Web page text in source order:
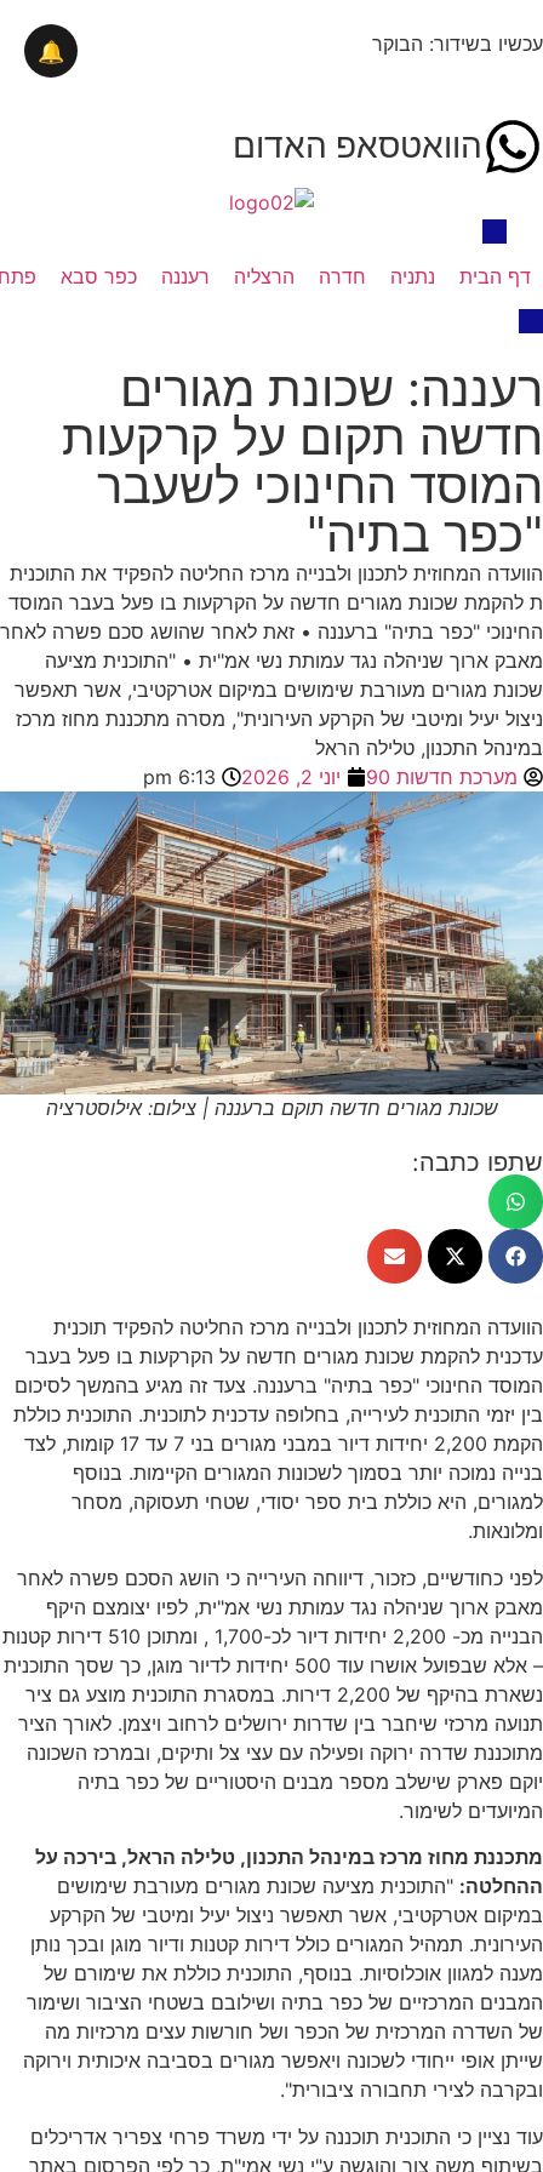
עכשיו בשידור: הבוקר
הוואטסאפ האדום
דף הבית נתניה חדרה הרצליה רעננה כפר סבא
רעננה: שכונת מגורים
חדשה תקום על קרקעות
המוסד החינוכי לשעבר
"כפר בתיה"
הוועדה המחוזית לתכנון ולבנייה מרכז החליטה להפקיד את התוכנית
ת להקמת שכונת מגורים חדשה על הקרקעות בו פעל בעבר המוסד
החינוכי "כפר בתיה" ברעננה • זאת לאחר שהושג סכם פשרה לאחר
מאבק ארוך שניהלה נגד עמותת נשי אמ"ית • "התוכנית מציעה
שכונת מגורים מעורבת שימושים במיקום אטרקטיבי, אשר תאפשר
ניצול יעיל ומיטבי של הקרקע העירונית", מסרה מתכננת מחוז מרכז
במינהל התכנון, טלילה הראל
מערכת חדשות 90
יוני 2, 2026 6:13 pm
שכונת מגורים חדשה תוקם ברעננה | צילום: אילוסטרציה
שתפו כתבה:
הוועדה המחוזית לתכנון ולבנייה מרכז החליטה להפקיד תוכנית
עדכנית להקמת שכונת מגורים חדשה על הקרקעות בו פעל בעבר
המוסד החינוכי "כפר בתיה" ברעננה. צעד זה מגיע בהמשך לסיכום
בין יזמי התוכנית לעירייה, בחלופה עדכנית לתוכנית. התוכנית כוללת
הקמת 2,200 יחידות דיור במבני מגורים בני 7 עד 17 קומות, לצד
בנייה נמוכה יותר בסמוך לשכונות המגורים הקיימות. בנוסף
למגורים, היא כוללת בית ספר יסודי, שטחי תעסוקה, מסחר
ומלונאות.
לפני כחודשיים, כזכור, דיווחה העירייה כי הושג הסכם פשרה לאחר
מאבק ארוך שניהלה נגד עמותת נשי אמ"ית, לפיו יצומצם היקף
הבנייה מכ- 2,200 יחידות דיור לכ-1,700 , ומתוכן 510 דירות קטנות
– אלא שבפועל אושרו עוד 500 יחידות לדיור מוגן, כך שסך התוכנית
נשארת בהיקף של 2,200 דירות. במסגרת התוכנית מוצע גם ציר
תנועה מרכזי שיחבר בין שדרות ירושלים לרחוב ויצמן. לאורך הציר
מתוכננת שדרה ירוקה ופעילה עם עצי צל ותיקים, ובמרכז השכונה
יוקם פארק שישלב מספר מבנים היסטוריים של כפר בתיה
המיועדים לשימור.
מתכננת מחוז מרכז במינהל התכנון, טלילה הראל, בירכה על
ההחלטה: "התוכנית מציעה שכונת מגורים מעורבת שימושים
במיקום אטרקטיבי, אשר תאפשר ניצול יעיל ומיטבי של הקרקע
העירונית. תמהיל המגורים כולל דירות קטנות ודיור מוגן ובכך נותן
מענה למגוון אוכלוסיות. בנוסף, התוכנית כוללת את שימורם של
המבנים המרכזיים של כפר בתיה ושילובם בשטחי הציבור ושימור
של השדרה המרכזית של הכפר ושל חורשות עצים מרכזיות מה
שייתן אופי ייחודי לשכונה ויאפשר מגורים בסביבה איכותית וירוקה
ובקרבה לצירי תחבורה ציבורית".
עוד נציין כי התוכנית תוכננה על ידי משרד פרחי צפריר אדריכלים
בשיתוף משה צור והוגשה ע"י נשי אמי"ת, כך לפי הפרסום באתר
🔔